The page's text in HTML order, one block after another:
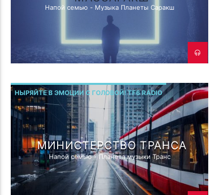
Напой семью - Музыка Планеты Саракш
НЫРЯЙТЕ В ЭМОЦИИ С ГОЛОВОЙ! TF6 RADIO
МИНИСТЕРСТВО ТРАНСА
Напой семью - Планета музыки Транс